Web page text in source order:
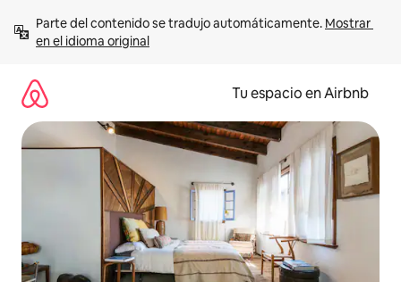
contenido
Parte del contenido se tradujo automáticamente. Mostrar
en el idioma original
Tu espacio en Airbnb